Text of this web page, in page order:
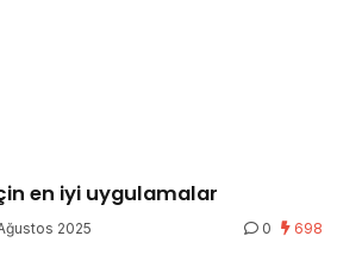
en iyi uygulamalar
2025 0 698